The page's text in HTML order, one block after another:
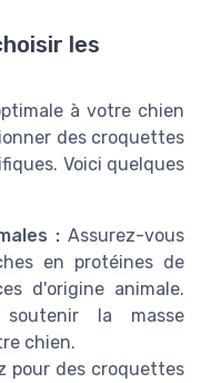
les
à votre chien
des croquettes
Voici quelques
:Assurez-vous
en protéines de
d'origine animale.
la masse
chien.
pour des croquettes